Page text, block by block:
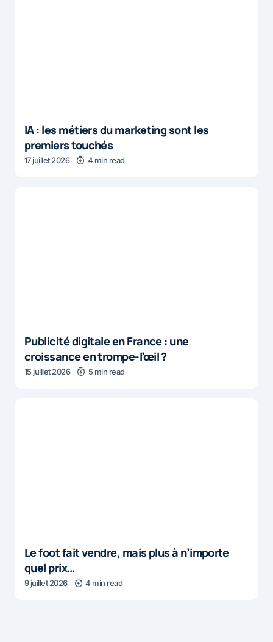
IA : les métiers du marketing sont les
premiers touchés
17 juillet 2026 4 min read
Publicité digitale en France : une
croissance en trompe-l’œil ?
15 juillet 2026 5 min read
Le foot fait vendre, mais plus à n’importe
quel prix…
9 juillet 2026 4 min read